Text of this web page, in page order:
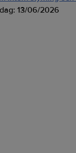
13/06/2026